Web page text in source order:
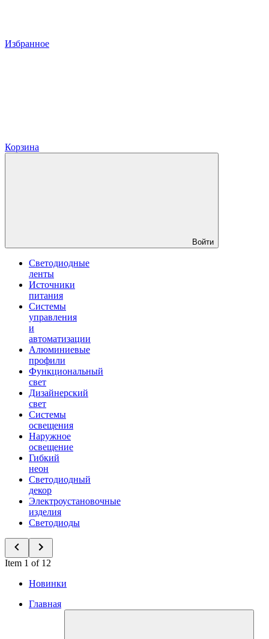
Избранное
Корзина
Войти
Светодиодные
ленты
Источники
питания
Системы
управления
и
автоматизации
Алюминиевые
профили
Функциональный
свет
Дизайнерский
свет
Системы
освещения
Наружное
освещение
Гибкий
неон
Светодиодный
декор
Электроустановочные
изделия
Светодиоды
Item 1 of 12
Новинки
Главная